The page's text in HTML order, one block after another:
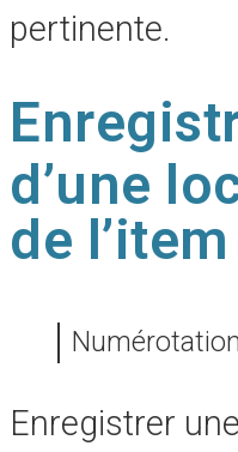
pertinente.
d’une
de l’item
Enregistrer une localisation de